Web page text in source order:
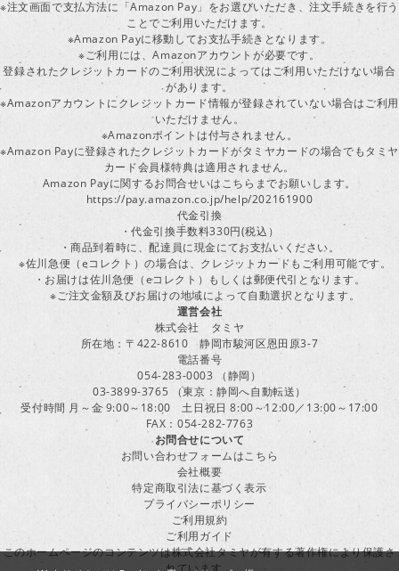
※注文画面で支払方法に「Amazon Pay」をお選びいただき、注文手続きを行う
ことでご利用いただけます。
※Amazon Payに移動してお支払手続きとなります。
※ご利用には、Amazonアカウントが必要です。
登録されたクレジットカードのご利用状況によってはご利用いただけない場合
があります。
※Amazonアカウントにクレジットカード情報が登録されていない場合はご利用
いただけません。
※Amazonポイントは付与されません。
※Amazon Payに登録されたクレジットカードがタミヤカードの場合でもタミヤ
カード会員様特典は適用されません。
Amazon Payに関するお問合せいはこちらまでお願いします。
https://pay.amazon.co.jp/help/202161900
代金引換
・代金引換手数料330円(税込）
・商品到着時に、配達員に現金にてお支払いください。
※佐川急便（eコレクト）の場合は、クレジットカードもご利用可能です。
・お届けは佐川急便（eコレクト）もしくは郵便代引となります。
※ご注文金額及びお届けの地域によって自動選択となります。
運営会社
株式会社 タミヤ
所在地：〒422-8610 静岡市駿河区恩田原3-7
電話番号
054-283-0003 （静岡）
03-3899-3765 （東京：静岡へ自動転送）
受付時間 月～金 9:00～18:00 土日祝日 8:00～12:00／13:00～17:00
FAX：054-282-7763
お問合せについて
お問い合わせフォームはこちら
会社概要
特定商取引法に基づく表示
プライバシーポリシー
ご利用規約
ご利用ガイド
このホームページのコンテンツは株式会社タミヤが有する著作権により保護さ
れています。